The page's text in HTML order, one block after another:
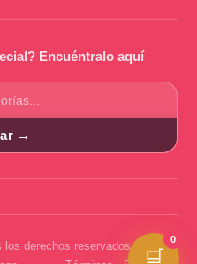
Encuéntralo aquí
→
los derechos reservados
🛒
0